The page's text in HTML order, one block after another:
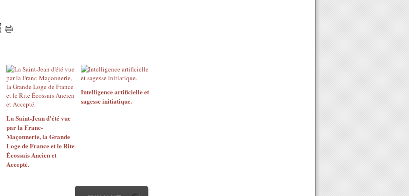
La Saint-Jean d'été vue
par la Franc-
Maçonnerie, la Grande
Loge de France et le Rite
Écossais Ancien et
Accepté.
Intelligence artificielle et
sagesse initiatique.